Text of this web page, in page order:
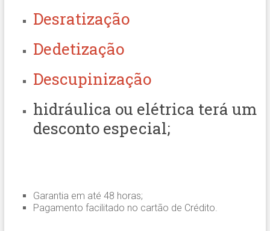
Desratização
Dedetização
Descupinização
hidráulica ou elétrica terá um
desconto especial;
Garantia em até 48 horas;
Pagamento facilitado no cartão de Crédito.